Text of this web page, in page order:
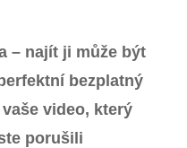
– najít ji může být
bezplatný
video, který
porušili